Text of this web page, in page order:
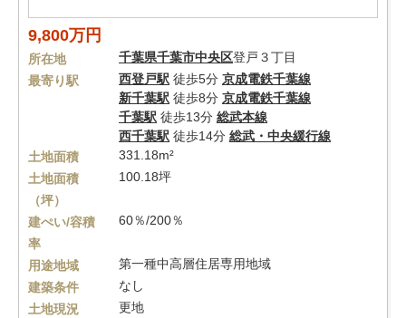
9,800万円
所在地 千葉県千葉市中央区登戸３丁目
最寄り駅
西登戸駅 徒歩5分 京成電鉄千葉線
新千葉駅 徒歩8分 京成電鉄千葉線
千葉駅 徒歩13分 総武本線
西千葉駅 徒歩14分 総武・中央緩行線
土地面積
331.18m²
土地面積
（坪）
100.18坪
建ぺい/容積
率
60％/200％
用途地域
第一種中高層住居専用地域
建築条件
なし
土地現況
更地